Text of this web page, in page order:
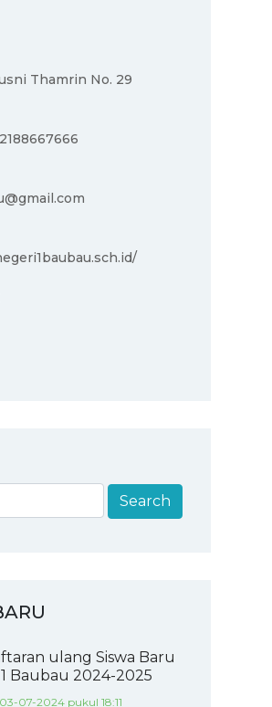
Thamrin No. 29
ulang Siswa Baru
Baubau 2024-2025
07-2024 pukul 18:11